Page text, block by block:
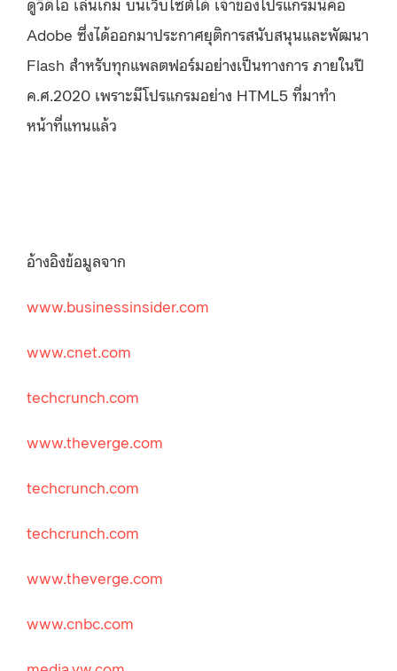
Adobe ซึ่งได้ออกมาประกาศยุติการสนับสนุนและพัฒนา
Flash สำหรับทุกแพลตฟอร์มอย่างเป็นทางการ ภายในปี
ค.ศ.2020 เพราะมีโปรแกรมอย่าง HTML5 ที่มาทำ
หน้าที่แทนแล้ว
อ้างอิงข้อมูลจาก
www.businessinsider.com
www.cnet.com
techcrunch.com
www.theverge.com
techcrunch.com
techcrunch.com
www.theverge.com
www.cnbc.com